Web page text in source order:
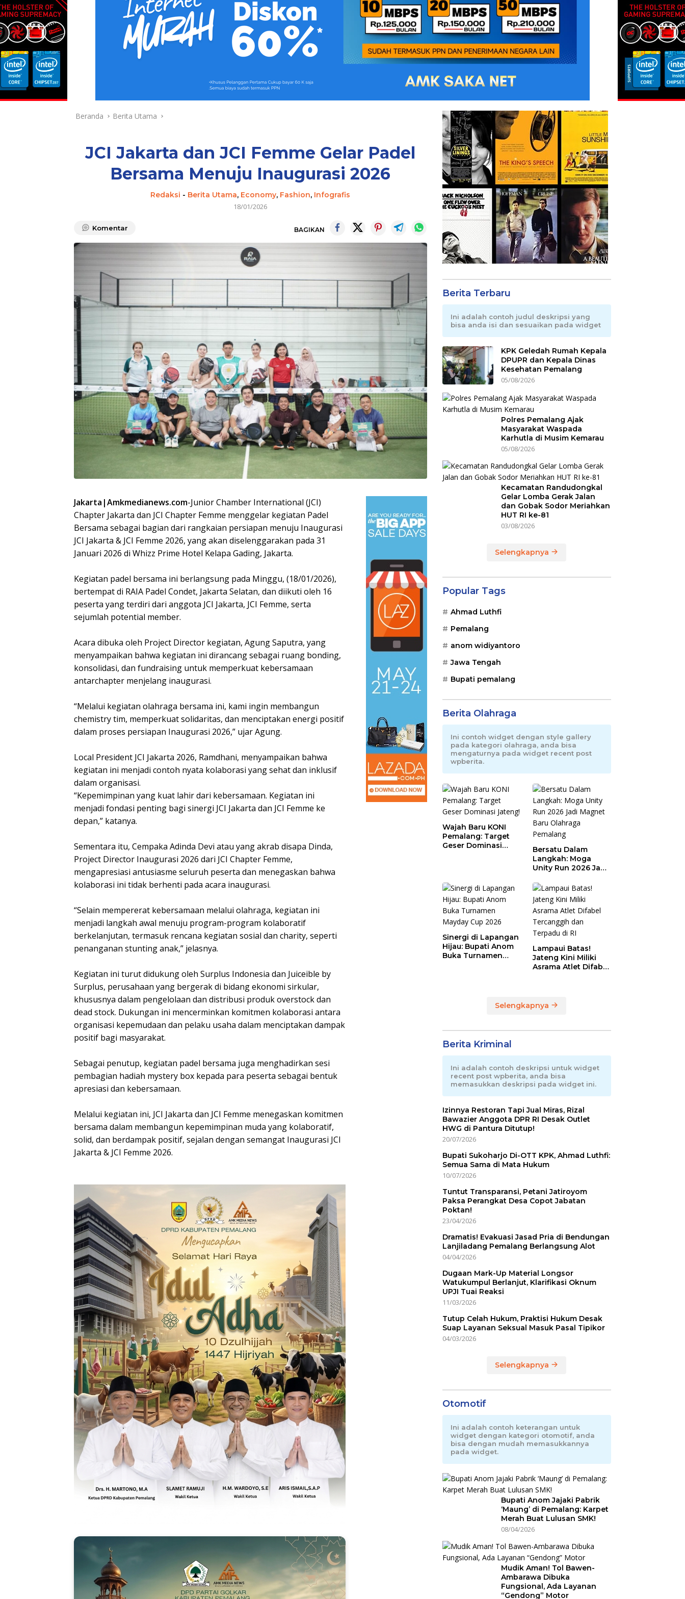
Beranda Berita Utama
JCI Jakarta dan JCI Femme Gelar Padel
Bersama Menuju Inaugurasi 2026
Redaksi - Berita Utama, Economy, Fashion, Infografis
18/01/2026
Komentar BAGIKAN
Jakarta|Amkmedianews.com-Junior Chamber International (JCI)
Chapter Jakarta dan JCI Chapter Femme menggelar kegiatan Padel
Bersama sebagai bagian dari rangkaian persiapan menuju Inaugurasi
JCI Jakarta & JCI Femme 2026, yang akan diselenggarakan pada 31
Januari 2026 di Whizz Prime Hotel Kelapa Gading, Jakarta.
Kegiatan padel bersama ini berlangsung pada Minggu, (18/01/2026),
bertempat di RAIA Padel Condet, Jakarta Selatan, dan diikuti oleh 16
peserta yang terdiri dari anggota JCI Jakarta, JCI Femme, serta
sejumlah potential member.
Acara dibuka oleh Project Director kegiatan, Agung Saputra, yang
menyampaikan bahwa kegiatan ini dirancang sebagai ruang bonding,
konsolidasi, dan fundraising untuk memperkuat kebersamaan
antarchapter menjelang inaugurasi.
“Melalui kegiatan olahraga bersama ini, kami ingin membangun
chemistry tim, memperkuat solidaritas, dan menciptakan energi positif
dalam proses persiapan Inaugurasi 2026,” ujar Agung.
Local President JCI Jakarta 2026, Ramdhani, menyampaikan bahwa
kegiatan ini menjadi contoh nyata kolaborasi yang sehat dan inklusif
dalam organisasi.
“Kepemimpinan yang kuat lahir dari kebersamaan. Kegiatan ini
menjadi fondasi penting bagi sinergi JCI Jakarta dan JCI Femme ke
depan,” katanya.
Sementara itu, Cempaka Adinda Devi atau yang akrab disapa Dinda,
Project Director Inaugurasi 2026 dari JCI Chapter Femme,
mengapresiasi antusiasme seluruh peserta dan menegaskan bahwa
kolaborasi ini tidak berhenti pada acara inaugurasi.
“Selain mempererat kebersamaan melalui olahraga, kegiatan ini
menjadi langkah awal menuju program-program kolaboratif
berkelanjutan, termasuk rencana kegiatan sosial dan charity, seperti
penanganan stunting anak,” jelasnya.
Kegiatan ini turut didukung oleh Surplus Indonesia dan Juiceible by
Surplus, perusahaan yang bergerak di bidang ekonomi sirkular,
khususnya dalam pengelolaan dan distribusi produk overstock dan
dead stock. Dukungan ini mencerminkan komitmen kolaborasi antara
organisasi kepemudaan dan pelaku usaha dalam menciptakan dampak
positif bagi masyarakat.
Sebagai penutup, kegiatan padel bersama juga menghadirkan sesi
pembagian hadiah mystery box kepada para peserta sebagai bentuk
apresiasi dan kebersamaan.
Melalui kegiatan ini, JCI Jakarta dan JCI Femme menegaskan komitmen
bersama dalam membangun kepemimpinan muda yang kolaboratif,
solid, dan berdampak positif, sejalan dengan semangat Inaugurasi JCI
Jakarta & JCI Femme 2026.
Berita Terbaru
Ini adalah contoh judul deskripsi yang
bisa anda isi dan sesuaikan pada widget
KPK Geledah Rumah Kepala
DPUPR dan Kepala Dinas
Kesehatan Pemalang
05/08/2026
Polres Pemalang Ajak
Masyarakat Waspada
Karhutla di Musim Kemarau
05/08/2026
Kecamatan Randudongkal
Gelar Lomba Gerak Jalan
dan Gobak Sodor Meriahkan
HUT RI ke-81
03/08/2026
Selengkapnya
Popular Tags
Ahmad Luthfi
Pemalang
anom widiyantoro
Jawa Tengah
Bupati pemalang
Berita Olahraga
Ini contoh widget dengan style gallery
pada kategori olahraga, anda bisa
mengaturnya pada widget recent post
wpberita.
Wajah Baru KONI
Pemalang: Target
Geser Dominasi
Bersatu Dalam
Langkah: Moga
Unity Run 2026 Jadi
Olahraga Pemalang
Sinergi di Lapangan
Hijau: Bupati Anom
Buka Turnamen
Lampaui Batas!
Jateng Kini Miliki
Asrama Atlet Difabel
Selengkapnya
Berita Kriminal
Ini adalah contoh deskripsi untuk widget
recent post wpberita, anda bisa
memasukkan deskripsi pada widget ini.
Izinnya Restoran Tapi Jual Miras, Rizal
Bawazier Anggota DPR RI Desak Outlet
HWG di Pantura Ditutup!
20/07/2026
Bupati Sukoharjo Di-OTT KPK, Ahmad Luthfi:
Semua Sama di Mata Hukum
10/07/2026
Tuntut Transparansi, Petani Jatiroyom
Paksa Perangkat Desa Copot Jabatan
Poktan!
23/04/2026
Dramatis! Evakuasi Jasad Pria di Bendungan
Lanjiladang Pemalang Berlangsung Alot
04/04/2026
Dugaan Mark-Up Material Longsor
Watukumpul Berlanjut, Klarifikasi Oknum
UPJI Tuai Reaksi
11/03/2026
Tutup Celah Hukum, Praktisi Hukum Desak
Suap Layanan Seksual Masuk Pasal Tipikor
04/03/2026
Selengkapnya
Otomotif
Ini adalah contoh keterangan untuk
widget dengan kategori otomotif, anda
bisa dengan mudah memasukkannya
pada widget.
Bupati Anom Jajaki Pabrik
‘Maung’ di Pemalang: Karpet
Merah Buat Lulusan SMK!
08/04/2026
Mudik Aman! Tol Bawen-
Ambarawa Dibuka
Fungsional, Ada Layanan
“Gendong” Motor